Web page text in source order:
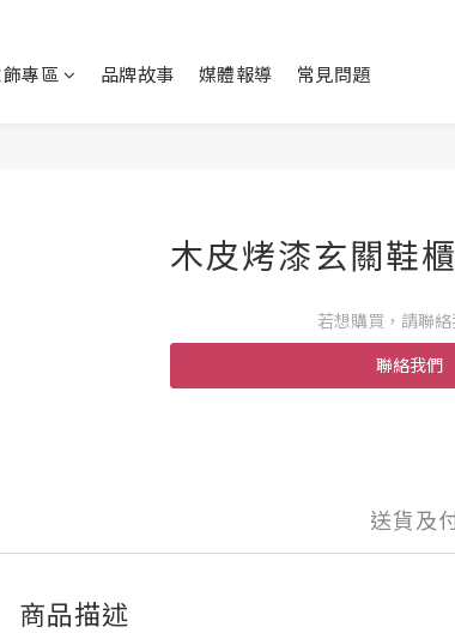
專區 品牌故事 媒體報導 常見問題
木皮烤漆玄關鞋
若想購買，請聯絡
聯絡我們
送貨及
商品描述